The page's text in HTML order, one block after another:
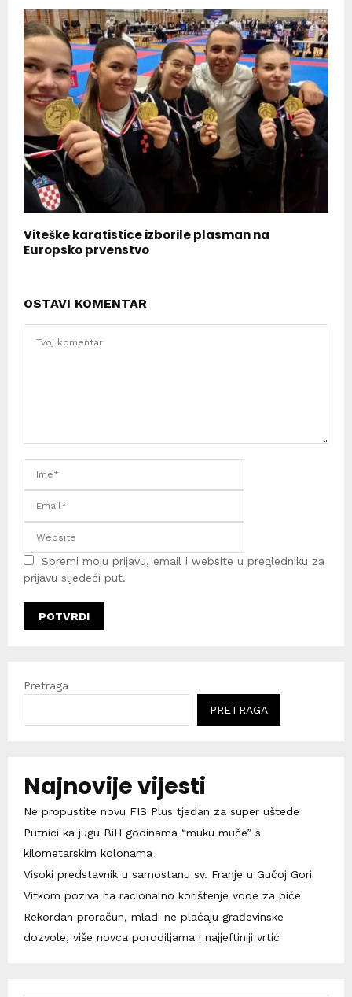
Viteške karatistice izborile plasman na
Europsko prvenstvo
OSTAVI KOMENTAR
Spremi moju prijavu, email i website u pregledniku za
prijavu sljedeći put.
Pretraga
PRETRAGA
Najnovije vijesti
Ne propustite novu FIS Plus tjedan za super uštede
Putnici ka jugu BiH godinama “muku muče” s
kilometarskim kolonama
Visoki predstavnik u samostanu sv. Franje u Gučoj Gori
Vitkom poziva na racionalno korištenje vode za piće
Rekordan proračun, mladi ne plaćaju građevinske
dozvole, više novca porodiljama i najjeftiniji vrtić